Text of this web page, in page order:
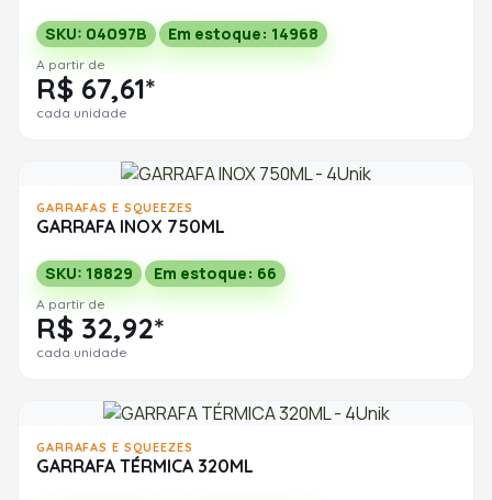
SKU: 04097B Em estoque: 14968
A partir de
R$ 67,61*
cada unidade
GARRAFAS E SQUEEZES
GARRAFA INOX 750ML
SKU: 18829 Em estoque: 66
A partir de
R$ 32,92*
cada unidade
GARRAFAS E SQUEEZES
GARRAFA TÉRMICA 320ML